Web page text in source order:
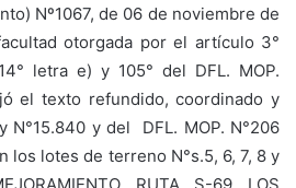
Nº1067, de 06 de noviembre de
otorgada por el artículo 3°
letra e) y 105° del DFL. MOP.
el texto refundido, coordinado y
N°15.840 y del DFL. MOP. N°206
los lotes de terreno N°s.5, 6, 7, 8 y
RUTA S-69 LOS